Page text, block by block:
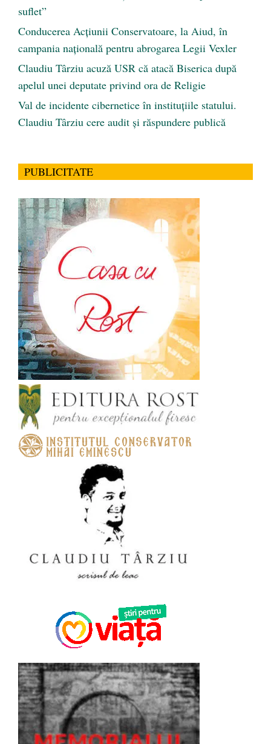
suflet”
Conducerea Acțiunii Conservatoare, la Aiud, în
campania națională pentru abrogarea Legii Vexler
Claudiu Târziu acuză USR că atacă Biserica după
apelul unei deputate privind ora de Religie
Val de incidente cibernetice în instituțiile statului.
Claudiu Târziu cere audit și răspundere publică
PUBLICITATE